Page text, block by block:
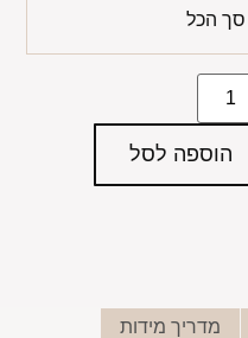
סך הכל
הוספה לסל
מדריך מידות